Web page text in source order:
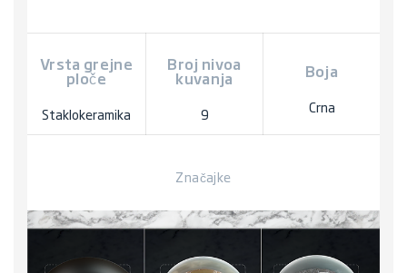
Vrsta grejne
ploče
Staklokeramika
Broj nivoa
kuvanja
9
Boja
Crna
Značajke